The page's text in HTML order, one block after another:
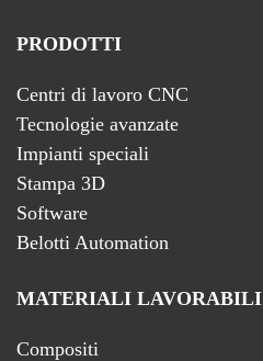
PRODOTTI
Centri di lavoro CNC
Tecnologie avanzate
Impianti speciali
Stampa 3D
Software
Belotti Automation
MATERIALI LAVORABILI
Compositi